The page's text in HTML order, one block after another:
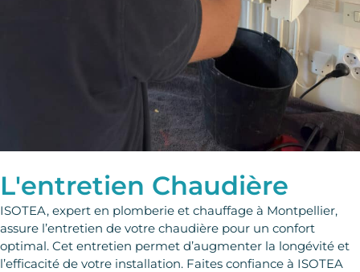
L'entretien Chaudière
ISOTEA, expert en plomberie et chauffage à Montpellier,
assure l’entretien de votre chaudière pour un confort
optimal. Cet entretien permet d’augmenter la longévité et
l’efficacité de votre installation. Faites confiance à ISOTEA